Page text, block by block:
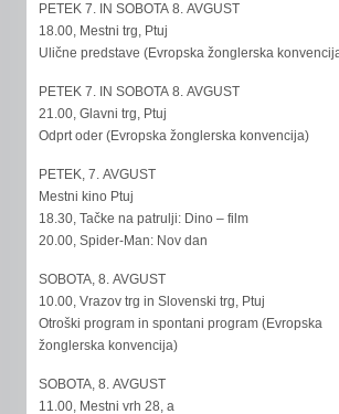
PETEK 7. IN SOBOTA 8. AVGUST
18.00, Mestni trg, Ptuj
Ulične predstave (Evropska žonglerska
PETEK 7. IN SOBOTA 8. AVGUST
21.00, Glavni trg, Ptuj
Odprt oder (Evropska žonglerska konvencija)
PETEK, 7. AVGUST
Mestni kino Ptuj
18.30, Tačke na patrulji: Dino – film
20.00, Spider-Man: Nov dan
SOBOTA, 8. AVGUST
10.00, Vrazov trg in Slovenski trg, Ptuj
Otroški program in spontani program (Evropska
žonglerska konvencija)
SOBOTA, 8. AVGUST
11.00, Mestni vrh 28, a